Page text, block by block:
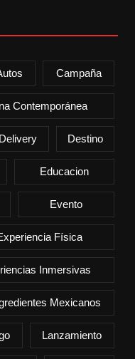
Campaña
Contemporánea
Delivery Destino
Educacion
Evento
Física
Inmersivas
Mexicanos
Lanzamiento